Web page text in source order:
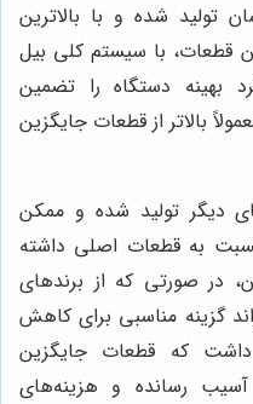
شده و با بالاترین
قطعات، با سیستم کلی بیل
بهینه دستگاه را تضمین
بالاتر از قطعات جایگزین
دیگر تولید شده و ممکن
به قطعات اصلی داشته
در صورتی که از برندهای
گزینه مناسبی برای کاهش
داشت که قطعات جایگزین
آسیب رسانده و هزینه‌های